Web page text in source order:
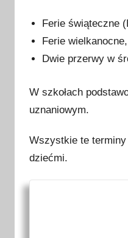
Ferie świąteczne
Ferie wielkanocne,
Dwie przerwy w
W szkołach
uznaniowym.
Wszystkie te
dziećmi.